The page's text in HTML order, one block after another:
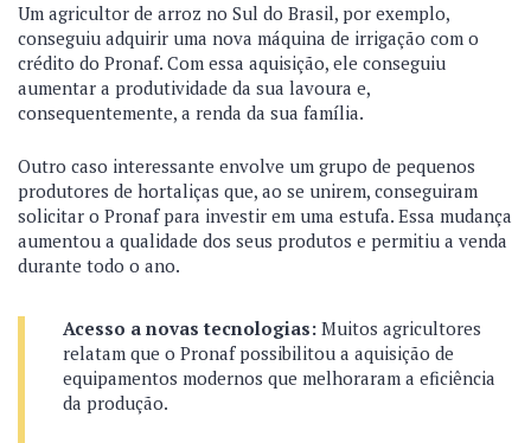
Um agricultor de arroz no Sul do Brasil, por exemplo,
conseguiu adquirir uma nova máquina de irrigação com o
crédito do Pronaf. Com essa aquisição, ele conseguiu
aumentar a produtividade da sua lavoura e,
consequentemente, a renda da sua família.
Outro caso interessante envolve um grupo de pequenos
produtores de hortaliças que, ao se unirem, conseguiram
solicitar o Pronaf para investir em uma estufa. Essa mudança
aumentou a qualidade dos seus produtos e permitiu a venda
durante todo o ano.
Acesso a novas tecnologias: Muitos agricultores
relatam que o Pronaf possibilitou a aquisição de
equipamentos modernos que melhoraram a eficiência
da produção.